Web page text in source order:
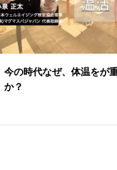
今の時代なぜ、体温をが
か？